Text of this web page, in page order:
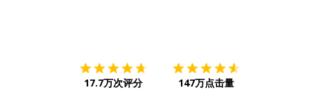
17.7万次评分 147万点击量